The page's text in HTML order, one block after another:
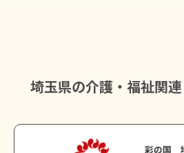
埼玉県の介護・福祉関